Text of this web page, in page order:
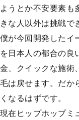
ようとか不安要素も
きな人以外は挑戦で
僕が今回開発したイ
を日本人の都合の良
金、クイックな施術
毛は戻せます。だか
くなるはずです。
現在ヒップホップミ